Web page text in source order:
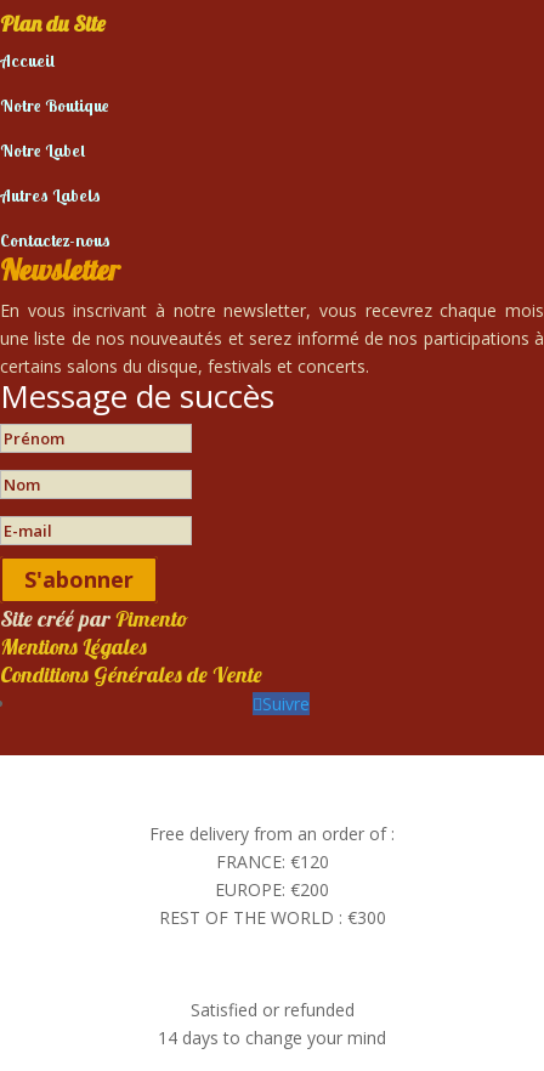
Plan du Site
Accueil
Notre Boutique
Notre Label
Autres Labels
Contactez-nous
Newsletter
En vous inscrivant à notre newsletter, vous recevrez chaque mois
une liste de nos nouveautés et serez informé de nos participations à
certains salons du disque, festivals et concerts.
Message de succès
S'abonner
Site créé parPimento
Mentions Légales
Conditions Générales de Vente
Suivre
Free delivery from an order of :
FRANCE: €120
EUROPE: €200
REST OF THE WORLD : €300
Satisfied or refunded
14 days to change your mind